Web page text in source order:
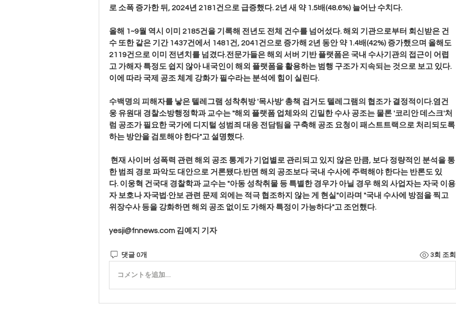
로 소폭 증가한 뒤, 2024년 2181건으로 급증했다. 2년 새 약 1.5배(48.6%) 늘어난 수치다.
올해 1~9월 역시 이미 2185건을 기록해 전년도 전체 건수를 넘어섰다. 해외 기관으로부터 회신받은 건
수 또한 같은 기간 1437건에서 1481건, 2041건으로 증가해 2년 동안 약 1.4배(42%) 증가했으며 올해도
2119건으로 이미 전년치를 넘겼다.전문가들은 해외 서버 기반 플랫폼은 국내 수사기관의 접근이 어렵
고 가해자 특정도 쉽지 않아 내국인이 해외 플랫폼을 활용하는 범행 구조가 지속되는 것으로 보고 있다.
이에 따라 국제 공조 체계 강화가 필수라는 분석에 힘이 실린다.
수백명의 피해자를 낳은 텔레그램 성착취방 '목사방' 총책 검거도 텔레그램의 협조가 결정적이다.염건
웅 유원대 경찰소방행정학과 교수는 "해외 플랫폼 업체와의 긴밀한 수사 공조는 물론 '코리안 데스크'처
럼 공조가 필요한 국가에 디지털 성범죄 대응 전담팀을 구축해 공조 요청이 패스트트랙으로 처리되도록
하는 방안을 검토해야 한다"고 설명했다.
현재 사이버 성폭력 관련 해외 공조 통계가 기업별로 관리되고 있지 않은 만큼, 보다 정량적인 분석을 통
한 범죄 경로 파악도 대안으로 거론됐다.반면 해외 공조보다 국내 수사에 주력해야 한다는 반론도 있
다. 이웅혁 건국대 경찰학과 교수는 "아동 성착취물 등 특별한 경우가 아닐 경우 해외 사업자는 자국 이용
자 보호나 자국법·안보 관련 문제 외에는 적극 협조하지 않는 게 현실"이라며 "국내 수사에 방점을 찍고
위장수사 등을 강화하면 해외 공조 없이도 가해자 특정이 가능하다"고 조언했다.
yesji@fnnews.com 김예지 기자
댓글 0개 3회 조회
コメントを追加…